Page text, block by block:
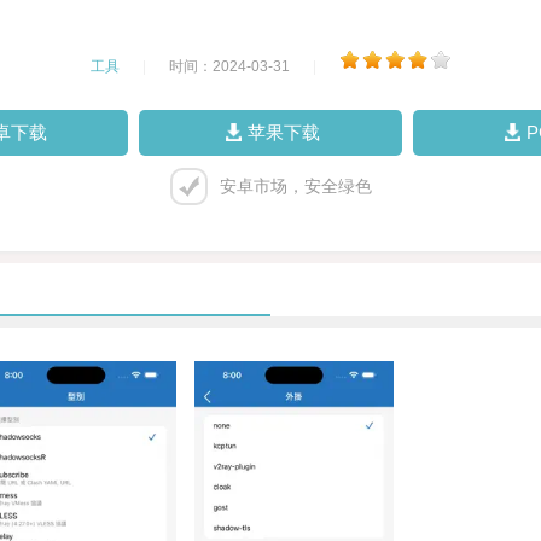
工具 时间：2024-03-31
下载 苹果下载
安卓市场，安全绿色